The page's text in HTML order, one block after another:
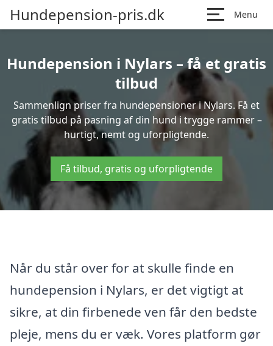
Hundepension-pris.dk Menu
Hundepension i Nylars – få et gratis
tilbud
Sammenlign priser fra hundepensioner i Nylars. Få et
gratis tilbud på pasning af din hund i trygge rammer –
hurtigt, nemt og uforpligtende.
Få tilbud, gratis og uforpligtende
Når du står over for at skulle finde en
hundepension i Nylars, er det vigtigt at
sikre, at din firbenede ven får den bedste
pleje, mens du er væk. Vores platform gør